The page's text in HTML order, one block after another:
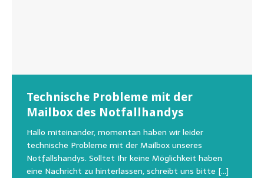
Technische Probleme mit der
Mailbox des Notfallhandys
Hallo miteinander, momentan haben wir leider
technische Probleme mit der Mailbox unseres
Notfallshandys. Solltet Ihr keine Möglichkeit haben
eine Nachricht zu hinterlassen, schreibt uns bitte […]
Beginn der Wildtierrettung
Aus aktuellem Anlass weisen wir darauf hin, dass die
Tierschutzinitiative Haßberge natürlich, wie auch in
den letzten 20 Jahren, immer noch für alle verwaisten
oder[…]
22.08.2026 Sommerfest im Tierheim
Wir bitten um Verständnis, dass am Tag vom
Sommerfest das Hundehaus zum Schutz unserer Tiere
geschlossen bleibt.Viele unserer Hunde erleben einen
emotionalen Stress bei Begegnung[…]
Wunschzettel unserer Fellnasen
Regelmäßig bekommen wir liebe Anfragen, wie man
uns am Besten unterstützen kann. Natürlich ziehen
die gesteigerten Kosten auch uns so richtig in die Knie
und[…]